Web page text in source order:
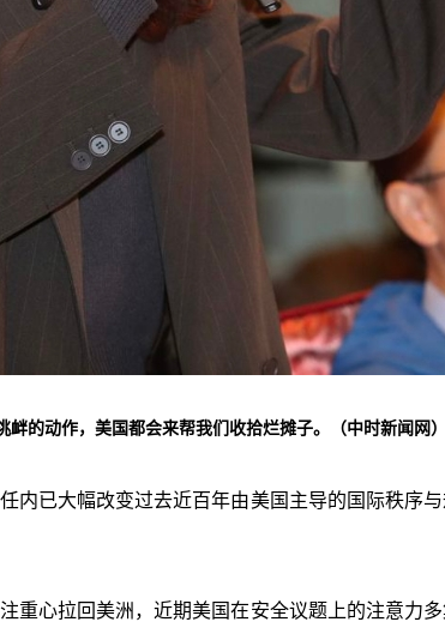
的动作，美国都会来帮我们收拾烂摊子。（中时新闻网）
内已大幅改变过去近百年由美国主导的国际秩序
重心拉回美洲，近期美国在安全议题上的注意力多